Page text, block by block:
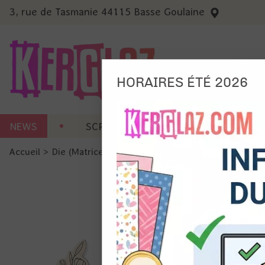
3, rue de Tasmanie 44115 Basse Goulaine
NEWS SCRAP CARTERIE MACHINES
Accueil > Die (Matrice de découpe) Die et tampon
Ils
et du
précises
Si vous
de la
HORAIRES ÉTÉ 2026